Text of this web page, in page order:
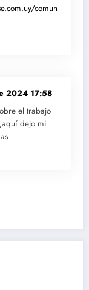
comunidad/
2024 17:58
el trabajo
dejo mi